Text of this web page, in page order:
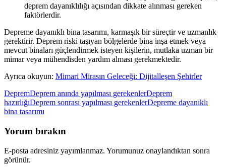
deprem dayanıklılığı açısından dikkate alınması gereken
faktörlerdir.
Depreme dayanıklı bina tasarımı, karmaşık bir süreçtir ve uzmanlık
gerektirir. Deprem riski taşıyan bölgelerde bina inşa etmek veya
mevcut binaları güçlendirmek isteyen kişilerin, mutlaka uzman bir
mimar veya mühendisden yardım alması gerekmektedir.
Ayrıca okuyun: Mimari Mirasın Geleceği: Dijitalleşen Şehirler
DepremDeprem anında yapılması gerekenlerDeprem
hazırlığıDeprem sonrası yapılması gerekenlerDepreme dayanıklı
bina tasarımı
Yorum bırakın
E-posta adresiniz yayımlanmaz. Yorumunuz onaylandıktan sonra
görünür.